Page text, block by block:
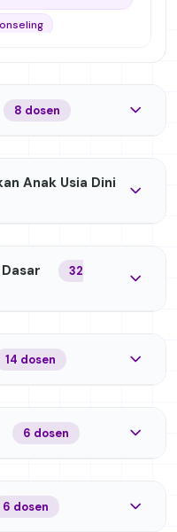
8 dosen
Anak Usia Dini
32
14 dosen
6 dosen
6 dosen